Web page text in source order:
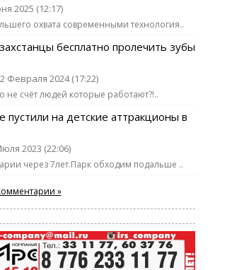
2025 (12:17)
охвата современными технология..
бесплатно пролечить зубы
Февраля 2024 (17:22)
не счёт людей которые работают?!..
пустили на детские аттракционы в
2023 (22:06)
через 7лет.Парк обходим подальше ..
»